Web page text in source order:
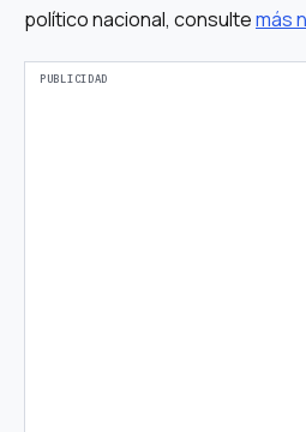
político nacional, consultemás